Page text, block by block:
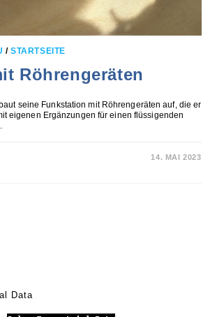
/STARTSEITE
Röhrengeräten
seine Funkstation mit Röhrengeräten auf, die er
eigenen Ergänzungen für einen flüssigenden
14. MAI 2023
Data